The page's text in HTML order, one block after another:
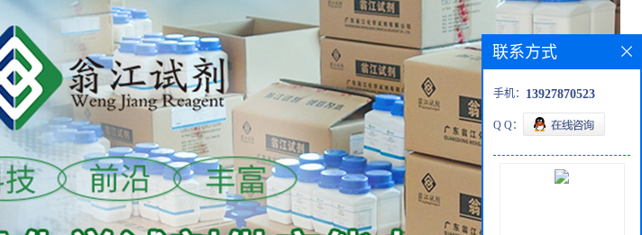
联系方式
手机： 13927870523
Q Q：